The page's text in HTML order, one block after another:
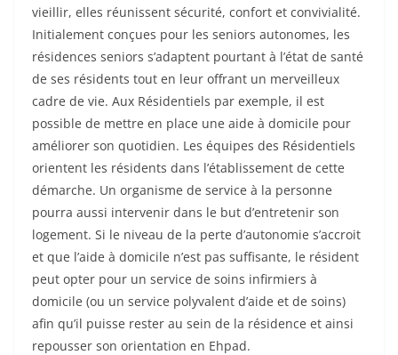
vieillir, elles réunissent sécurité, confort et convivialité.
Initialement conçues pour les seniors autonomes, les
résidences seniors s’adaptent pourtant à l’état de santé
de ses résidents tout en leur offrant un merveilleux
cadre de vie. Aux Résidentiels par exemple, il est
possible de mettre en place une aide à domicile pour
améliorer son quotidien. Les équipes des Résidentiels
orientent les résidents dans l’établissement de cette
démarche. Un organisme de service à la personne
pourra aussi intervenir dans le but d’entretenir son
logement. Si le niveau de la perte d’autonomie s’accroit
et que l’aide à domicile n’est pas suffisante, le résident
peut opter pour un service de soins infirmiers à
domicile (ou un service polyvalent d’aide et de soins)
afin qu’il puisse rester au sein de la résidence et ainsi
repousser son orientation en Ehpad.